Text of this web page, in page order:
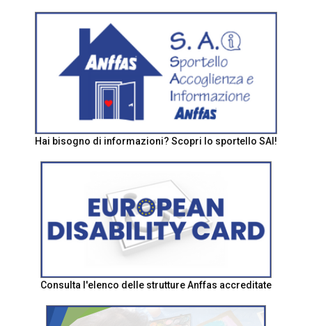
Hai bisogno di informazioni? Scopri lo sportello SAI!
Consulta l'elenco delle strutture Anffas accreditate